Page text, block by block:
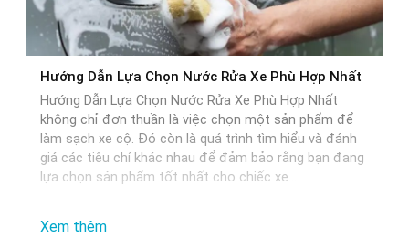
Hướng Dẫn Lựa Chọn Nước Rửa Xe Phù Hợp Nhất
Hướng Dẫn Lựa Chọn Nước Rửa Xe Phù Hợp Nhất
không chỉ đơn thuần là việc chọn một sản phẩm để
làm sạch xe cộ. Đó còn là quá trình tìm hiểu và đánh
giá các tiêu chí khác nhau để đảm bảo rằng bạn đang
lựa chọn sản phẩm tốt nhất cho chiếc xe…
Xem thêm: